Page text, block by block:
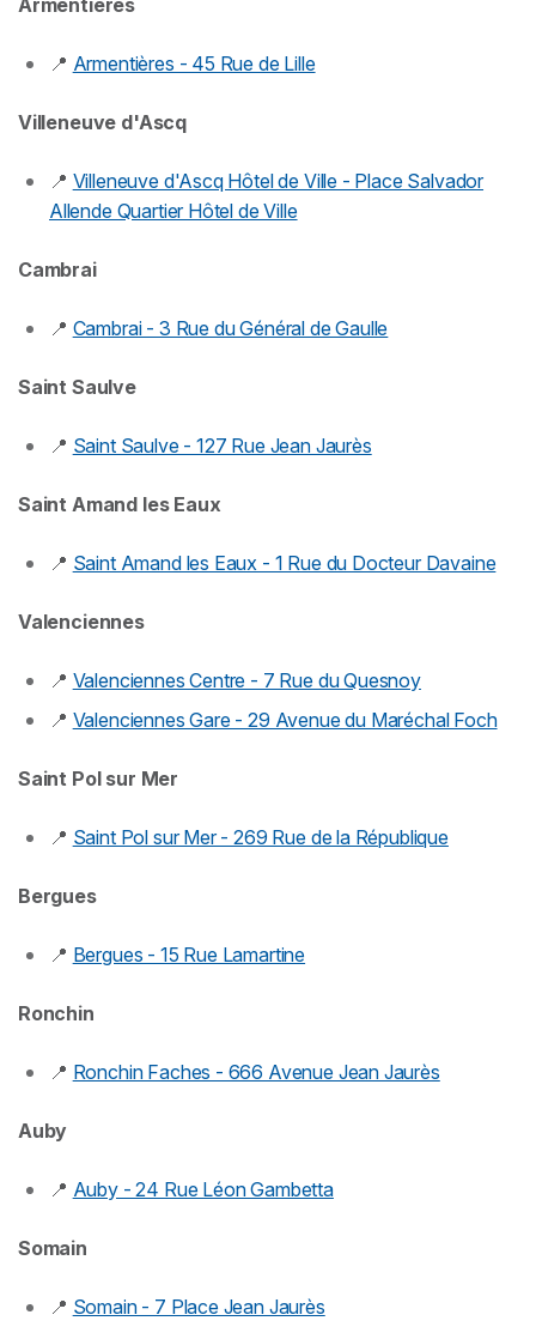
📍 Armentières - 45 Rue de Lille
Villeneuve d'Ascq
📍 Villeneuve d'Ascq Hôtel de Ville - Place Salvador
Allende Quartier Hôtel de Ville
Cambrai
📍 Cambrai - 3 Rue du Général de Gaulle
Saint Saulve
📍 Saint Saulve - 127 Rue Jean Jaurès
Saint Amand les Eaux
📍 Saint Amand les Eaux - 1 Rue du Docteur Davaine
Valenciennes
📍 Valenciennes Centre - 7 Rue du Quesnoy
📍 Valenciennes Gare - 29 Avenue du Maréchal Foch
Saint Pol sur Mer
📍 Saint Pol sur Mer - 269 Rue de la République
Bergues
📍 Bergues - 15 Rue Lamartine
Ronchin
📍 Ronchin Faches - 666 Avenue Jean Jaurès
Auby
📍 Auby - 24 Rue Léon Gambetta
Somain
📍 Somain - 7 Place Jean Jaurès